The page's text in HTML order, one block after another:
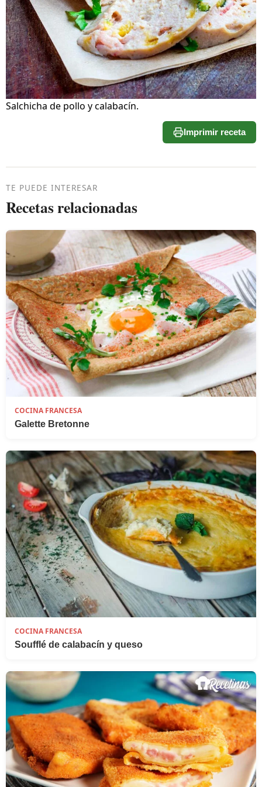
Salchicha de pollo y calabacín.
Imprimir receta
TE PUEDE INTERESAR
Recetas relacionadas
COCINA FRANCESA
Galette Bretonne
COCINA FRANCESA
Soufflé de calabacín y queso